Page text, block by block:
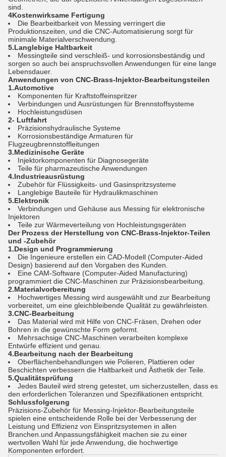
sind.
4Kostenwirksame Fertigung
Die Bearbeitbarkeit von Messing verringert die
Produktionszeiten, und die CNC-Automatisierung sorgt für
minimale Materialverschwendung.
5.Langlebige Haltbarkeit
Messingteile sind verschleiß- und korrosionsbeständig und
sorgen so auch bei anspruchsvollen Anwendungen für eine lange
Lebensdauer.
Anwendungen von CNC-Brass-Injektor-Bearbeitungsteilen
1.Automotive
Komponenten für Kraftstoffeinspritzer
Verbindungen und Ausrüstungen für Brennstoffsysteme
Hochleistungsdüsen
2- Luftfahrt
Präzisionshydraulische Systeme
Korrosionsbeständige Armaturen für
Flugzeugbrennstoffleitungen
3.Medizinische Geräte
Injektorkomponenten für Diagnosegeräte
Teile für pharmazeutische Anwendungen
4.Industrieausrüstung
Zubehör für Flüssigkeits- und Gasinspritzsysteme
Langlebige Bauteile für Hydraulikmaschinen
5.Elektronik
Verbindungen und Gehäuse aus Messing für elektronische
Injektoren
Teile zur Wärmeverteilung von Hochleistungsgeräten
Der Prozess der Herstellung von CNC-Brass-Injektor-Teilen
und -Zubehör
1.Design und Programmierung
Die Ingenieure erstellen ein CAD-Modell (Computer-Aided
Design) basierend auf den Vorgaben des Kunden.
Eine CAM-Software (Computer-Aided Manufacturing)
programmiert die CNC-Maschinen zur Präzisionsbearbeitung.
2.Materialvorbereitung
Hochwertiges Messing wird ausgewählt und zur Bearbeitung
vorbereitet, um eine gleichbleibende Qualität zu gewährleisten.
3.CNC-Bearbeitung
Das Material wird mit Hilfe von CNC-Fräsen, Drehen oder
Bohren in die gewünschte Form geformt.
Mehrsachsige CNC-Maschinen verarbeiten komplexe
Entwürfe effizient und genau.
4.Bearbeitung nach der Bearbeitung
Oberflächenbehandlungen wie Polieren, Plattieren oder
Beschichten verbessern die Haltbarkeit und Ästhetik der Teile.
5.Qualitätsprüfung
Jedes Bauteil wird streng getestet, um sicherzustellen, dass es
den erforderlichen Toleranzen und Spezifikationen entspricht.
Schlussfolgerung
Präzisions-Zubehör für Messing-Injektor-Bearbeitungsteile
spielen eine entscheidende Rolle bei der Verbesserung der
Leistung und Effizienz von Einspritzsystemen in allen
Branchen.und Anpassungsfähigkeit machen sie zu einer
wertvollen Wahl für jede Anwendung, die hochwertige
Komponenten erfordert.